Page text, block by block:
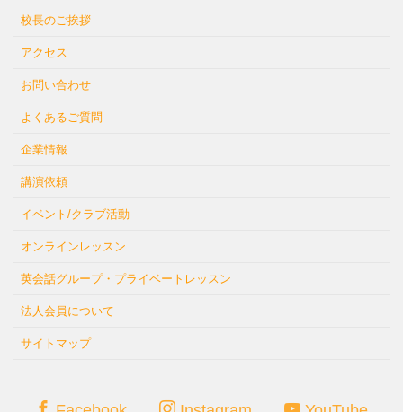
校長のご挨拶
アクセス
お問い合わせ
よくあるご質問
企業情報
講演依頼
イベント/クラブ活動
オンラインレッスン
英会話グループ・プライベートレッスン
法人会員について
サイトマップ